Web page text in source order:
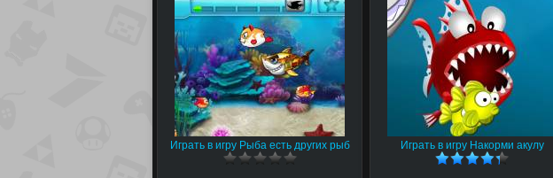
Играть в игру Рыба есть других рыб Играть в игру Накорми акулу